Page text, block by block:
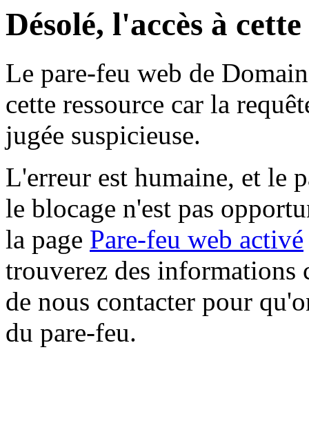
Désolé, l'accès à
Le pare-feu web de
cette ressource car la
jugée suspicieuse.
L'erreur est humaine, et le
le blocage n'est pas
la page Pare-feu web activé
trouverez des informations
de nous contacter pour
du pare-feu.